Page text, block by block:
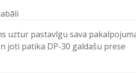
uztur pastavīgu sava
joti patika DP-30 galdašu prese